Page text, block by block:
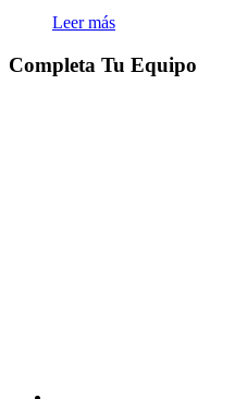
Leer más
Completa Tu Equipo